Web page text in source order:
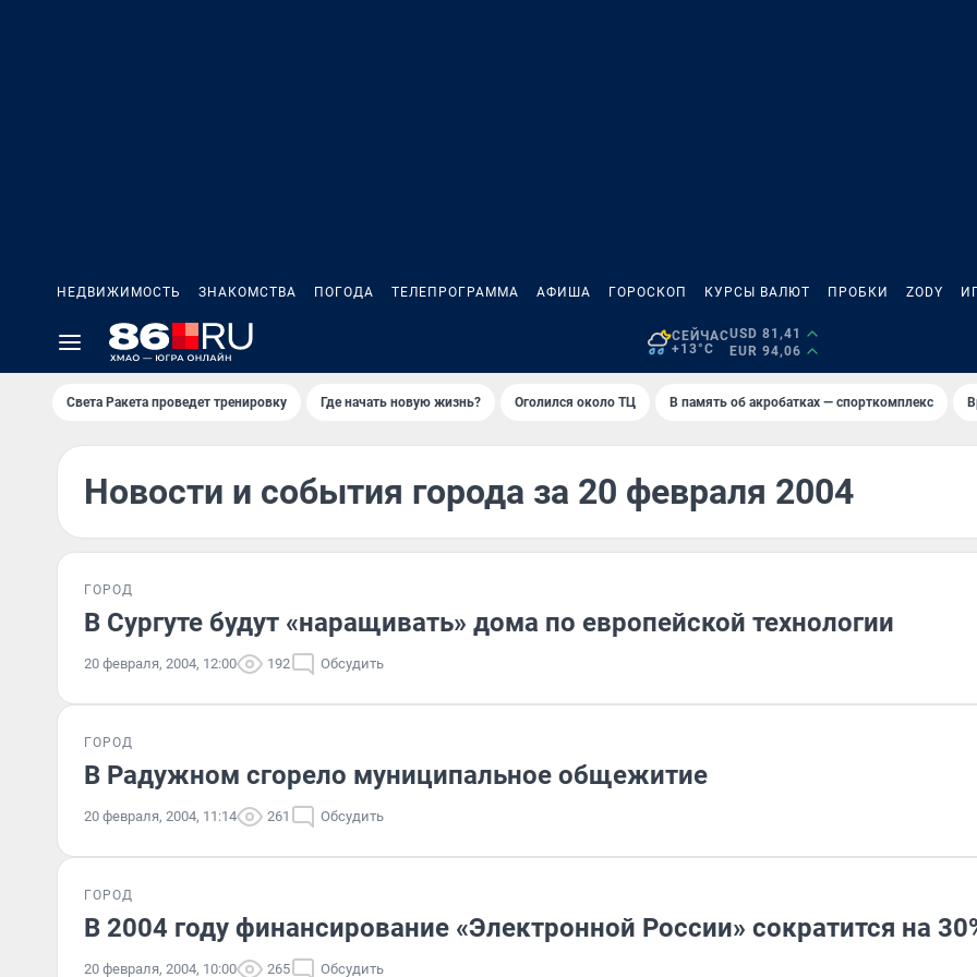
НЕДВИЖИМОСТЬ ЗНАКОМСТВА ПОГОДА ТЕЛЕПРОГРАММА АФИША ГОРОСКОП КУРСЫ ВАЛЮТ ПРОБКИ ZODY
СЕЙЧАС
+13°C
USD 81,41
EUR 94,06
Света Ракета проведет тренировку Где начать новую жизнь? Оголился около ТЦ В память об акробатках — спорткомплекс
Новости и события города за 20 февраля 2004
ГОРОД
В Сургуте будут «наращивать» дома по европейской технологии
20 февраля, 2004, 12:00 192 Обсудить
ГОРОД
В Радужном сгорело муниципальное общежитие
20 февраля, 2004, 11:14 261 Обсудить
ГОРОД
В 2004 году финансирование «Электронной России» сократится на
20 февраля, 2004, 10:00 265 Обсудить